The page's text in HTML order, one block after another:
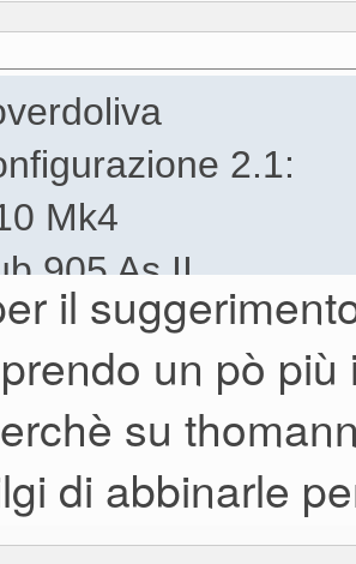
2.1:
Mk4
905 As II
proprio i modelli
parlato male
e' in mala fede.
, ci faccio
un max di 200
il
un pò
su
di abbinarle